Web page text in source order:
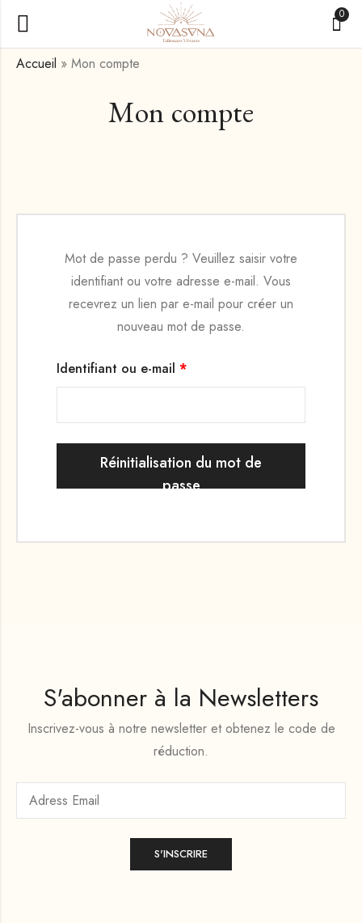
0
Mon compte
Accueil » Mon compte
Mot de passe perdu ? Veuillez saisir votre
identifiant ou votre adresse e-mail. Vous
recevrez un lien par e-mail pour créer un
nouveau mot de passe.
Identifiant ou e-mail *
Réinitialisation du mot de
passe
S'abonner à la Newsletters
Inscrivez-vous à notre newsletter et obtenez le code de
réduction.